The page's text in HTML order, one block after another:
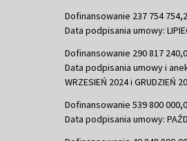
Dofinansowanie 237 754
Data podpisania umowy:
Dofinansowanie 290 817
Data podpisania umowy i
WRZESIEŃ 2024 i GRUDZIEŃ
Dofinansowanie 539 800
Data podpisania umowy: